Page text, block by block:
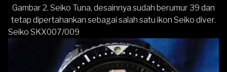
Gambar 2. Seiko Tuna, desainnya sudah berumur 39 dan
tetap dipertahankan sebagai salah satu ikon Seiko diver.
Seiko SKX007/009